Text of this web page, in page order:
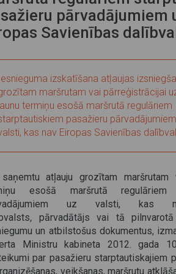
pārvadājumiem
Savienības
izskatīšana atļaujas
maršrutam vai pārreģistrācijai
termiņu esošā maršrutā regulāriem
pasažieru
kas nav Eiropas Savienības
atļauju grozītam
esošā maršrutā regulāriem
uz valsti, kas
, pārvadātājs vai tā
un atbilstošus dokumentus,
Ministru kabineta 2012. gada
par pasažieru starptautiskajiem
veikšanas, maršrutu